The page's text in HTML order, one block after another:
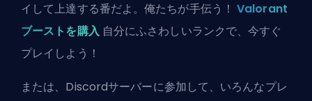
イして上達する番だよ。俺たちが手伝う！Valorant
ブーストを購入自分にふさわしいランクで、今すぐ
プレイしよう！
または、 Discordサーバーに参加して、いろんなプレ